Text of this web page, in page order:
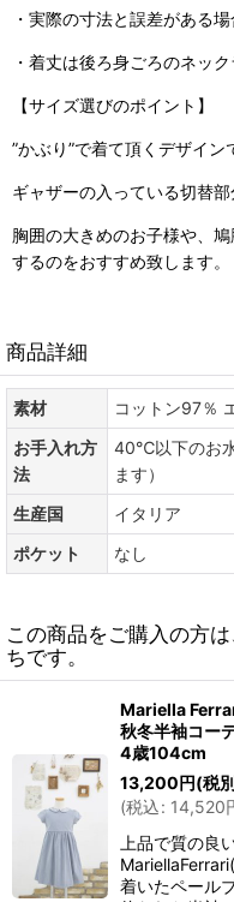
・実際の寸法と誤差がある場
・着丈は後ろ身ごろのネッ
【サイズ選びのポイント】
”かぶり”で着て頂くデザイン
ギャザーの入っている切替部
胸囲の大きめのお子様や、
するのをおすすめ致します。
商品詳細
素材
コットン97％
お手入れ方
法
40℃以下のお
ます）
生産国
イタリア
ポケット
なし
この商品をご購入の方
ちです。
Mariella
秋冬半袖コー
4歳104cm
13,200円(税
(税込: 14,520
上品で質の良
着いたペール